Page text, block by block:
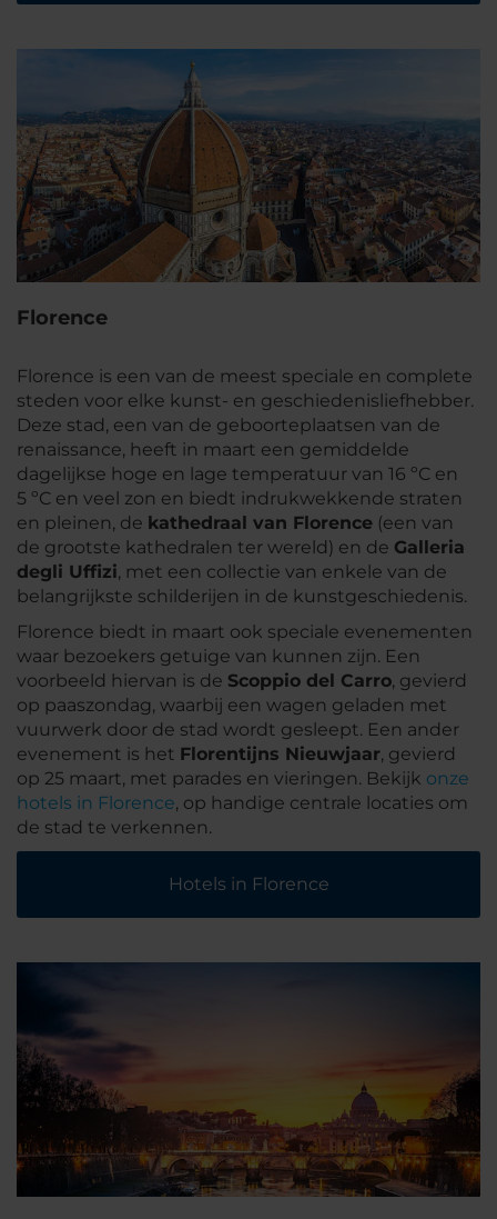
Florence
Florence is een van de meest speciale en complete
steden voor elke kunst- en geschiedenisliefhebber.
Deze stad, een van de geboorteplaatsen van de
renaissance, heeft in maart een gemiddelde
dagelijkse hoge en lage temperatuur van 16 ºC en
5 ºC en veel zon en biedt indrukwekkende straten
en pleinen, de kathedraal van Florence (een van
de grootste kathedralen ter wereld) en de Galleria
degli Uffizi, met een collectie van enkele van de
belangrijkste schilderijen in de kunstgeschiedenis.
Florence biedt in maart ook speciale evenementen
waar bezoekers getuige van kunnen zijn. Een
voorbeeld hiervan is de Scoppio del Carro, gevierd
op paaszondag, waarbij een wagen geladen met
vuurwerk door de stad wordt gesleept. Een ander
evenement is het Florentijns Nieuwjaar, gevierd
op 25 maart, met parades en vieringen. Bekijk onze
hotels in Florence, op handige centrale locaties om
de stad te verkennen.
Hotels in Florence